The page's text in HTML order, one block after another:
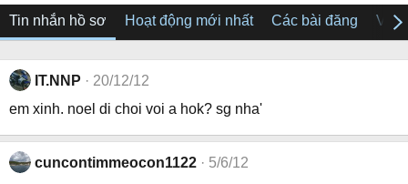
Tin nhắn hồ sơ Hoạt động mới nhất Các bài đăng Về
IT.NNP
20/12/12
em xinh. noel di choi voi a hok? sg nha'
cuncontimmeocon1122
5/6/12